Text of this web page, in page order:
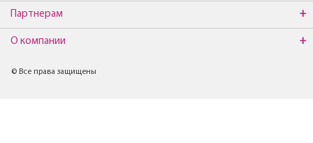
Партнерам
О компании
© Все права защищены